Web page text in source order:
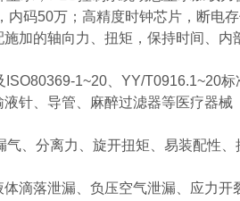
码50万；高精度时钟芯片，断电
加的轴向力、扭矩，保持时间、内
1~20、YY/T0916.1~20
针、导管、麻醉过滤器等医疗器械
气、分离力、旋开扭矩、易装配性
滴落泄漏、负压空气泄漏、应力开